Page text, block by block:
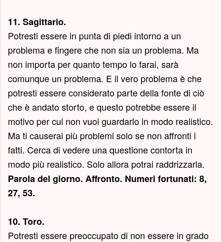
11. Sagittario.
Potresti essere in punta di piedi intorno a un
problema e fingere che non sia un problema. Ma
non importa per quanto tempo lo farai, sarà
comunque un problema. E il vero problema è che
potresti essere considerato parte della fonte di ciò
che è andato storto, e questo potrebbe essere il
motivo per cui non vuoi guardarlo in modo realistico.
Ma ti causerai più problemi solo se non affronti i
fatti. Cerca di vedere una questione contorta in
modo più realistico. Solo allora potrai raddrizzarla.
Parola del giorno. Affronto. Numeri fortunati: 8,
27, 53.
10. Toro.
Potresti essere preoccupato di non essere in grado